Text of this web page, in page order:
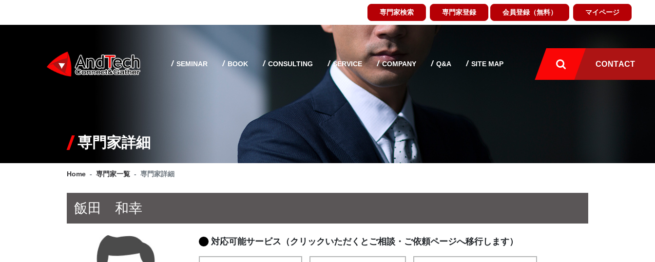
専門家検索 専門家登録 会員登録（無料） マイページ
SEMINAR BOOK CONSULTING SERVICE COMPANY Q&A SITE MAP CONTACT
専門家詳細
Home 専門家一覧 専門家詳細
飯田 和幸
対応可能サービス（クリックいただくとご相談・ご依頼ページへ移行します）